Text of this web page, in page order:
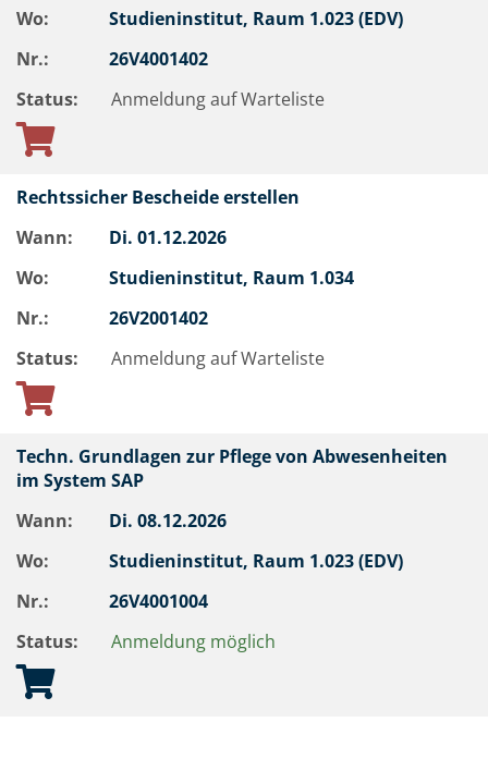
Wo:
Studieninstitut, Raum 1.023 (EDV)
Nr.:
26V4001402
Status:
Anmeldung auf Warteliste
Rechtssicher Bescheide erstellen
Wann:
Di. 01.12.2026
Wo:
Studieninstitut, Raum 1.034
Nr.:
26V2001402
Status:
Anmeldung auf Warteliste
Techn. Grundlagen zur Pflege von Abwesenheiten
im System SAP
Wann:
Di. 08.12.2026
Wo:
Studieninstitut, Raum 1.023 (EDV)
Nr.:
26V4001004
Status:
Anmeldung möglich